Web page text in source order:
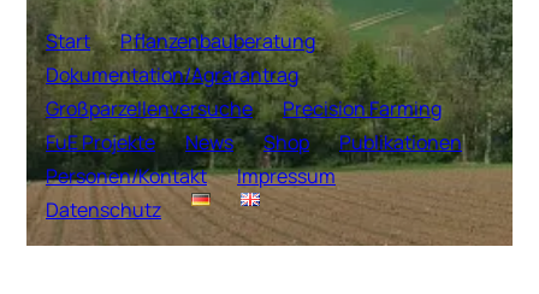
Start
Pflanzenbauberatung
Dokumentation/Agrarantrag
Großparzellenversuche
Precision Farming
FuE Projekte
News Shop
Publikationen
Personen/Kontakt
Impressum
Datenschutz